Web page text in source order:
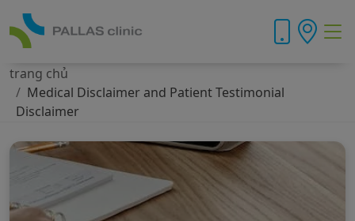
trang chủ
Medical Disclaimer and Patient Testimonial
Disclaimer